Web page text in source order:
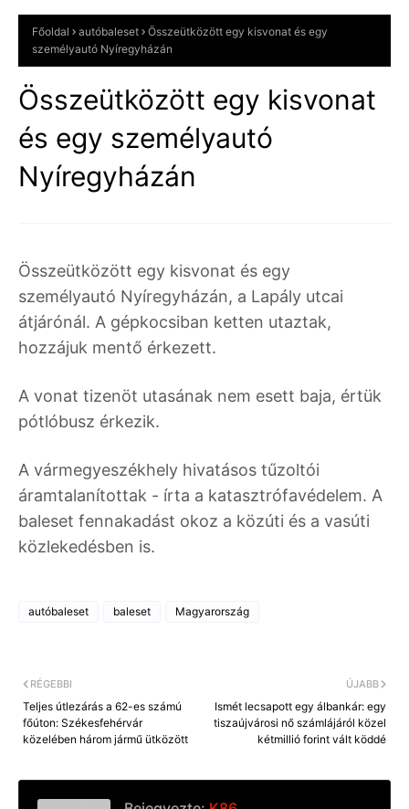
Főoldal autóbaleset
Összeütközött egy kisvonat és egy
személyautó Nyíregyházán
Összeütközött egy kisvonat
és egy személyautó
Nyíregyházán
Összeütközött egy kisvonat és egy
személyautó Nyíregyházán, a Lapály utcai
átjárónál. A gépkocsiban ketten utaztak,
hozzájuk mentő érkezett.
A vonat tizenöt utasának nem esett baja, értük
pótlóbusz érkezik.
A vármegyeszékhely hivatásos tűzoltói
áramtalanítottak - írta a katasztrófavédelem. A
baleset fennakadást okoz a közúti és a vasúti
közlekedésben is.
autóbaleset baleset Magyarország
ÚJABB
Ismét lecsapott egy álbankár: egy
tiszaújvárosi nő számlájáról közel
kétmillió forint vált köddé
RÉGEBBI
Teljes útlezárás a 62-es számú
főúton: Székesfehérvár
közelében három jármű ütközött